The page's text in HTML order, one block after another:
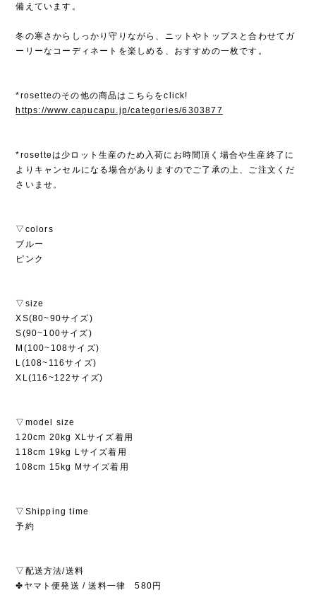
備えています。
冬の寒さからしっかり守りながら、ニットやトップスと合わせてガ
ーリーなコーディネートを楽しめる、おすすめの一枚です。
*rosetteのその他の商品はこちらをclick!
https://www.capucapu.jp/categories/6303877
*rosetteは少ロット生産のため入荷にお時間頂く場合や生産終了に
よりキャンセルになる場合がありますのでご了承の上、ご注文くだ
さいませ。
▽colors
ブルー
ピンク
▽size
XS(80~90サイズ)
S(90~100サイズ)
M(100~108サイズ)
L(108~116サイズ)
XL(116~122サイズ)
▽model size
120cm 20kg XLサイズ着用
118cm 19kg Lサイズ着用
108cm 15kg Mサイズ着用
▽Shipping time
予約
▽配送方法/送料
✤ヤマト便発送 / 送料一律 580円